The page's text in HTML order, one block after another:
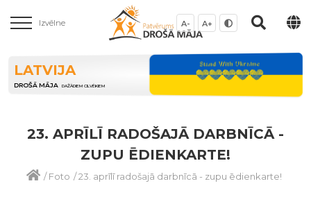
Izvēlne A- A+
LATVIJA
DROŠĀ MĀJA DAŽĀDIEM CILVĒKIEM
23. APRĪLĪ RADOŠAJĀ DARBNĪCĀ -
ZUPU ĒDIENKARTE!
/Foto /23. aprīlī radošajā darbnīcā - zupu ēdienkarte!